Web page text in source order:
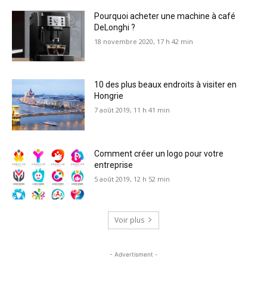
Pourquoi acheter une machine à café
DeLonghi ?
18 novembre 2020, 17 h 42 min
10 des plus beaux endroits à visiter en
Hongrie
7 août 2019, 11 h 41 min
Comment créer un logo pour votre
entreprise
5 août 2019, 12 h 52 min
Voir plus
- Advertisment -